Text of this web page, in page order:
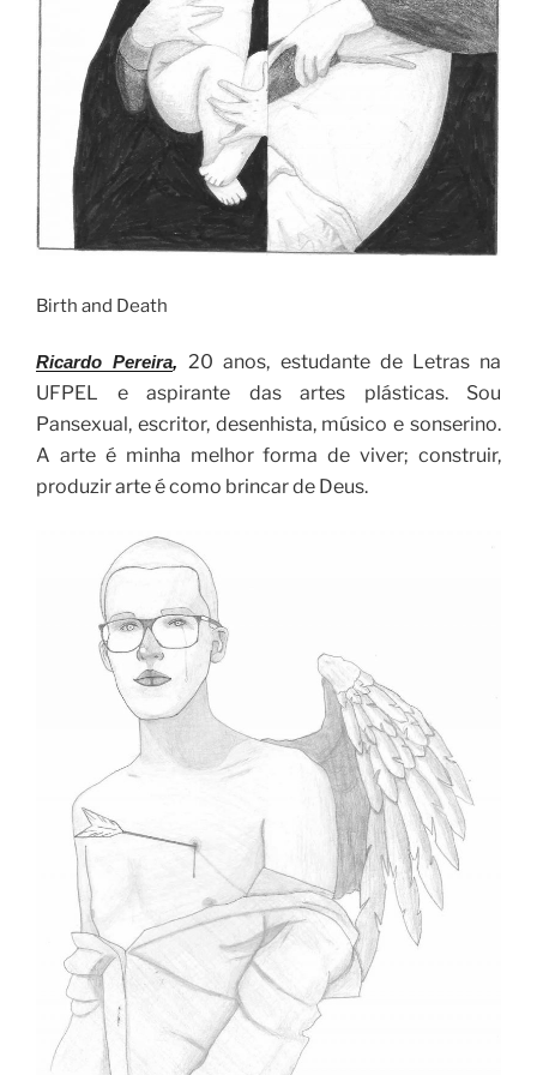
Birth and Death
Ricardo Pereira,
20 anos, estudante de Letras na
UFPEL e aspirante das artes plásticas. Sou
Pansexual, escritor, desenhista, músico e sonserino.
A arte é minha melhor forma de viver; construir,
produzir arte é como brincar de Deus.